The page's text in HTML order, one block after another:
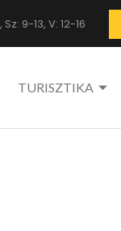
Sz: 9-13, V: 12-16
TURISZTIKA